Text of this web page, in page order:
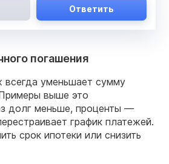
Ответить
погашения
уменьшает сумму
выше это
долг меньше, проценты —
график платежей.
срок ипотеки или снизить